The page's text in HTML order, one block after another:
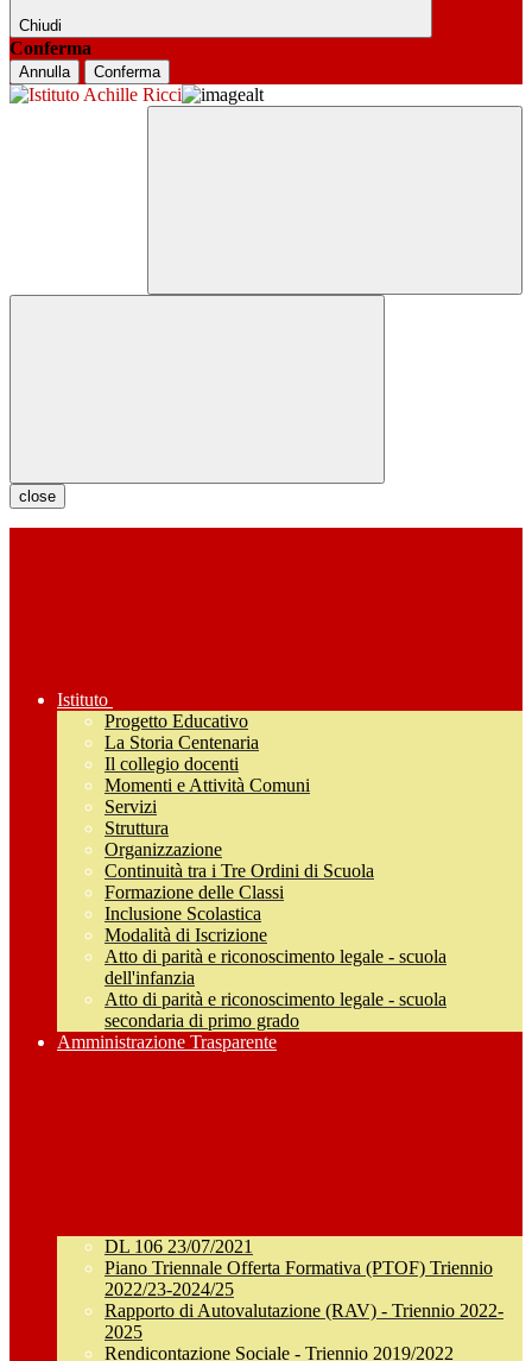
Chiudi
Conferma
Annulla Conferma
close
Istituto
Progetto Educativo
La Storia Centenaria
Il collegio docenti
Momenti e Attività Comuni
Servizi
Struttura
Organizzazione
Continuità tra i Tre Ordini di Scuola
Formazione delle Classi
Inclusione Scolastica
Modalità di Iscrizione
Atto di parità e riconoscimento legale - scuola
dell'infanzia
Atto di parità e riconoscimento legale - scuola
secondaria di primo grado
Amministrazione Trasparente
DL 106 23/07/2021
Piano Triennale Offerta Formativa (PTOF) Triennio
2022/23-2024/25
Rapporto di Autovalutazione (RAV) - Triennio 2022-
2025
Rendicontazione Sociale - Triennio 2019/2022